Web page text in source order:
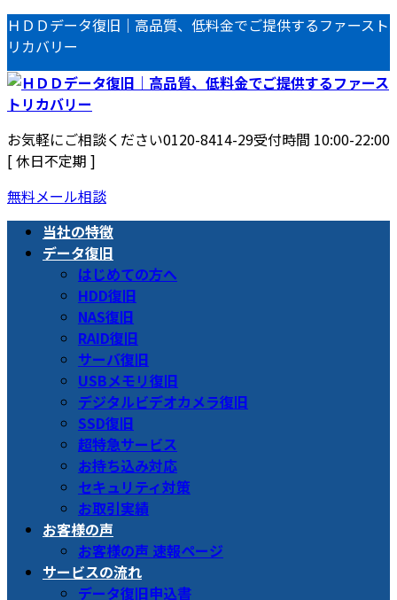
コ
ン
テ
ン
ツ
へ
ス
キ
ッ
プ
ナ
ビ
ゲ
ー
シ
ョ
ン
に
移
動
ＨＤＤデータ復旧｜高品質、低料金でご提供するファースト
リカバリー
お気軽にご相談ください0120-8414-29受付時間 10:00-22:00
[ 休日不定期 ]
無料メール相談
当社の特徴
データ復旧
はじめての方へ
HDD復旧
NAS復旧
RAID復旧
サーバ復旧
USBメモリ復旧
デジタルビデオカメラ復旧
SSD復旧
超特急サービス
お持ち込み対応
セキュリティ対策
お取引実績
お客様の声
お客様の声 速報ページ
サービスの流れ
データ復旧申込書